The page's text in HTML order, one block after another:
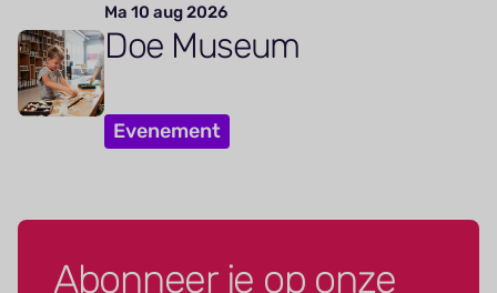
Ma 10 aug 2026
Doe Museum
Evenement
Abonneer je op onze